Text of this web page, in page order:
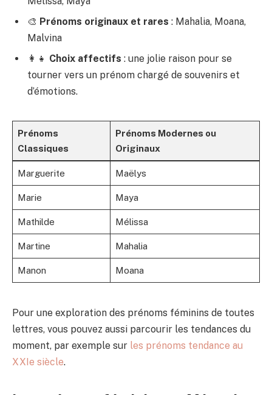
🎨 Prénoms originaux et rares : Mahalia, Moana,
Malvina
👩‍👧 Choix affectifs : une jolie raison pour se
tourner vers un prénom chargé de souvenirs et
d’émotions.
Prénoms
Classiques
Prénoms Modernes ou
Originaux
Marguerite Maëlys
Marie Maya
Mathilde Mélissa
Martine Mahalia
Manon Moana
Pour une exploration des prénoms féminins de toutes
lettres, vous pouvez aussi parcourir les tendances du
moment, par exemple sur les prénoms tendance au
XXIe siècle.